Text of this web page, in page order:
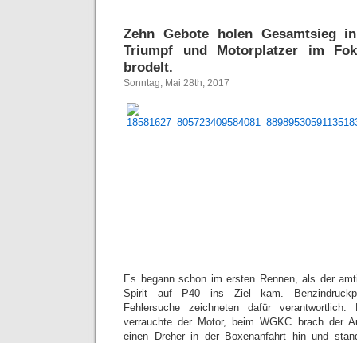
Zehn Gebote holen Gesamtsieg
Triumpf und Motorplatzer im
brodelt.
Sonntag, Mai 28th, 2017
Es begann schon im ersten Rennen, als der
Spirit auf P40 ins Ziel kam.
Fehlersuche zeichneten dafür
verrauchte der Motor, beim WGKC brach der
einen Dreher in der Boxenanfahrt hin und